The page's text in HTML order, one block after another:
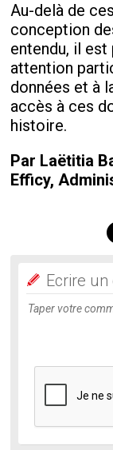
Au-delà de
conception
entendu, il
attention
données et à
accès à ces
histoire.
Par Laëtitia
Efficy,
Ecrire